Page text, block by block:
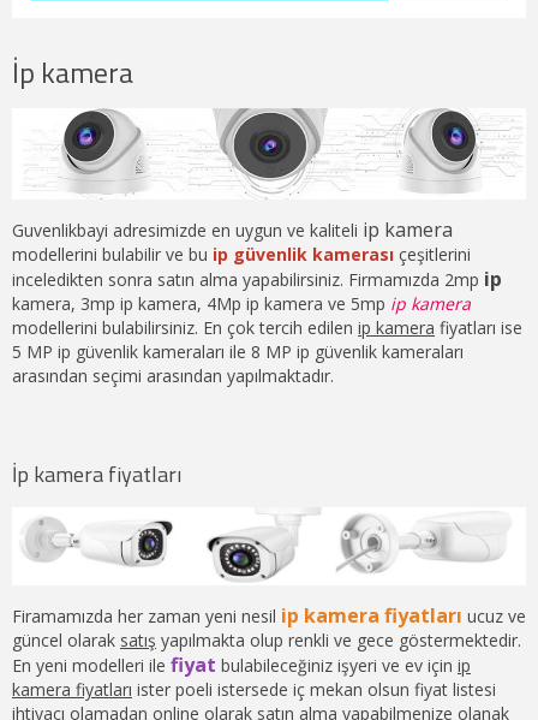
İp kamera
Guvenlikbayi adresimizde en uygun ve kaliteli ip kamera
modellerini bulabilir ve bu ip güvenlik kamerası çeşitlerini
inceledikten sonra satın alma yapabilirsiniz. Firmamızda 2mp ip
kamera, 3mp ip kamera, 4Mp ip kamera ve 5mp ip kamera
modellerini bulabilirsiniz. En çok tercih edilen ip kamera fiyatları ise
5 MP ip güvenlik kameraları ile 8 MP ip güvenlik kameraları
arasından seçimi arasından yapılmaktadır.
İp kamera fiyatları
Firamamızda her zaman yeni nesil ip kamera fiyatları ucuz ve
güncel olarak satış yapılmakta olup renkli ve gece göstermektedir.
En yeni modelleri ile fiyat bulabileceğiniz işyeri ve ev için ip
kamera fiyatları ister poeli istersede iç mekan olsun fiyat listesi
ihtiyacı olamadan online olarak satın alma yapabilmenize olanak